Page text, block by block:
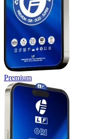
Premium